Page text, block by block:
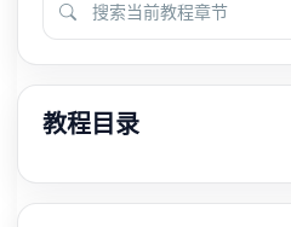
教程目录